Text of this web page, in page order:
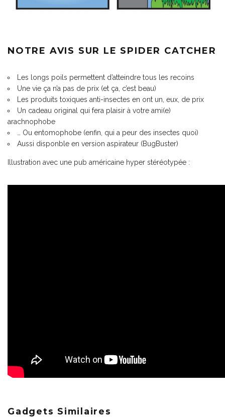
NOTRE AVIS SUR LE SPIDER CATCHER
Les longs poils permettent d’atteindre tous les recoins
Une vie ça n’a pas de prix (et ça, c’est beau)
Les produits toxiques anti-insectes en ont un, eux, de prix
Un cadeau original qui fera plaisir à votre ami(e)
arachnophobe
… Ou entomophobe (enfin, qui a peur des insectes quoi)
Aussi disponble en version aspirateur (BugBuster)
Illustration avec une pub américaine hyper stéréotypée :
Gadgets Similaires